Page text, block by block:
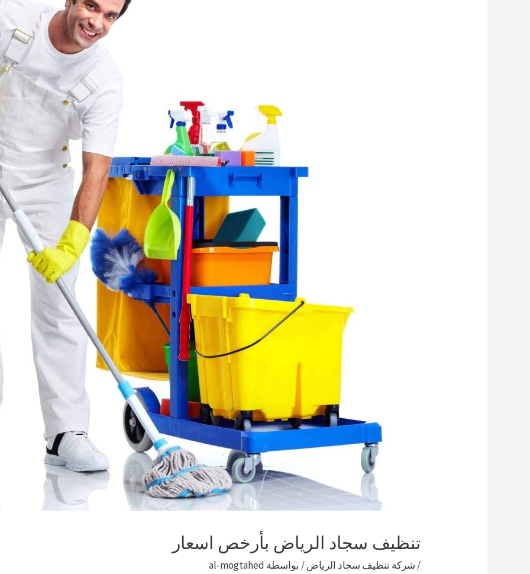
تنظيف سجاد الرياض بأرخص اسعار
/ شركة تنظيف سجاد الرياض/ بواسطة al-mogtahed